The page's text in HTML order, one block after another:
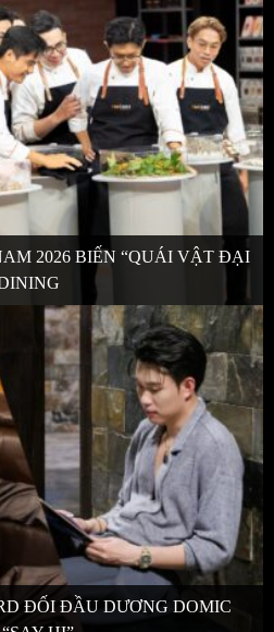
2026 BIẾN “QUÁI VẬT ĐẠI
ĐỐI ĐẦU DƯƠNG DOMIC